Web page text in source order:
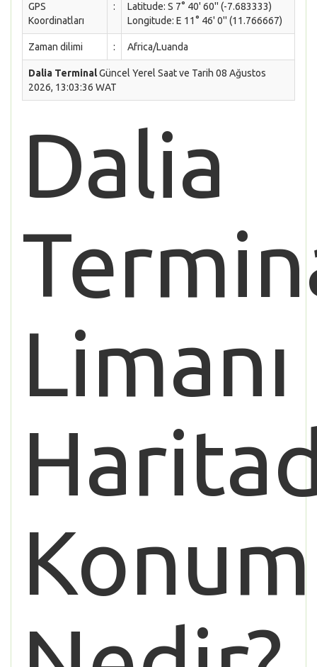
GPS
Koordinatları
:
Latitude: S 7° 40' 60'' (-7.683333)
Longitude: E 11° 46' 0'' (11.766667)
Zaman dilimi : Africa/Luanda
Dalia TerminalGüncel Yerel Saat ve Tarih 08 Ağustos
2026, 13:03:36 WAT
Dalia
Limanı